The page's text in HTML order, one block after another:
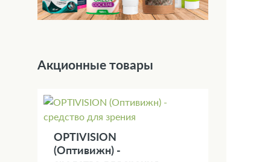
Акционные товары
OPTIVISION
(Оптивижн) -